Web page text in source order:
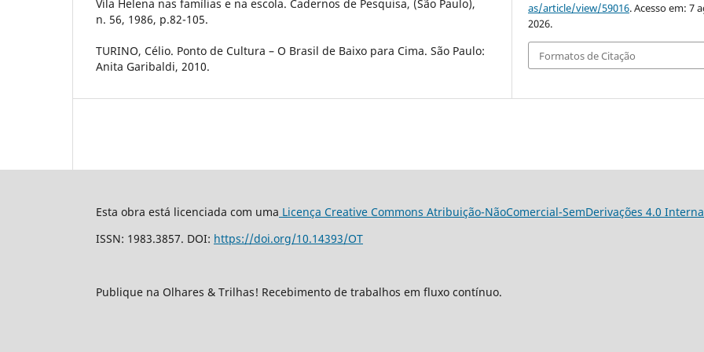
Vila Helena nas famílias e na escola. Cadernos de Pesquisa, (São Paulo),
n. 56, 1986, p.82-105.
TURINO, Célio. Ponto de Cultura – O Brasil de Baixo para Cima. São Paulo:
Anita Garibaldi, 2010.
as/article/view/59016. Acesso em: 7
2026.
Formatos de Citação
Esta obra está licenciada com uma Licença Creative Commons Atribuição-NãoComercial-SemDerivações 4.0
ISSN: 1983.3857. DOI: https://doi.org/10.14393/OT
Publique na Olhares & Trilhas! Recebimento de trabalhos em fluxo contínuo.